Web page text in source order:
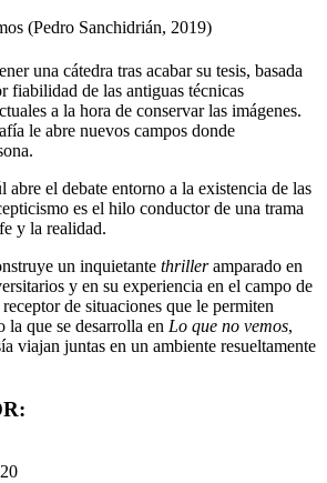
una cátedra tras acabar su tesis, basada
fiabilidad de las antiguas técnicas
a la hora de conservar las imágenes.
le abre nuevos campos donde
el debate entorno a la existencia de las
es el hilo conductor de una trama
y la realidad.
un inquietante thrilleramparado en
y en su experiencia en el campo de
de situaciones que le permiten
la que se desarrolla en Lo que no vemos,
viajan juntas en un ambiente resueltamente